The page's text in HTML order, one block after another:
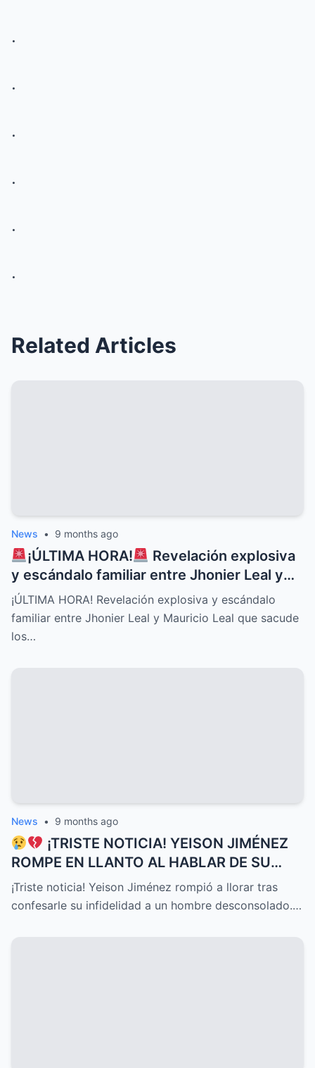
.
.
.
.
.
.
Related Articles
News • 9 months ago
¡ÚLTIMA HORA!
Revelación explosiva
y escándalo familiar entre Jhonier Leal y
Mauricio Leal que sacude los cimientos de
su historia personal, secretos ocultos y
conflictos desgarradores que nadie
¡ÚLTIMA HORA! Revelación explosiva y escándalo
familiar entre Jhonier Leal y Mauricio Leal que sacude
los…
News • 9 months ago
¡TRISTE NOTICIA! YEISON JIMÉNEZ
ROMPE EN LLANTO AL HABLAR DE SU
DELICADO ESTADO DE SALUD HOY, UNA
CONFESIÓN QUE HA CONMOVIDO A
¡Triste noticia! Yeison Jiménez rompió a llorar tras
confesarle su infidelidad a un hombre desconsolado.…